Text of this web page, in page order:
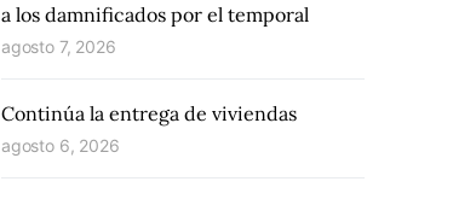
a los damnificados por el temporal
agosto 7, 2026
Continúa la entrega de viviendas
agosto 6, 2026